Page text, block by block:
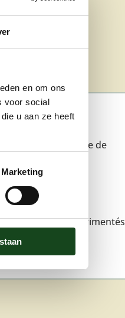
en om ons
voor social
u aan ze heeft
Marketing
en matière de
qualité/prix
expérimentés
élevé